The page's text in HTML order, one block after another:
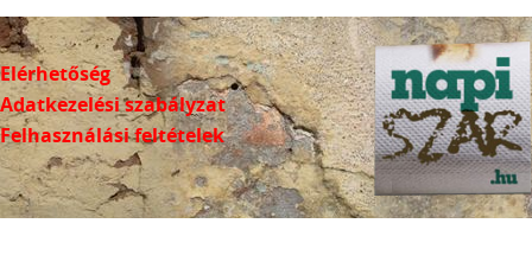
Elérhetőség
Adatkezelési szabályzat
Felhasználási feltételek